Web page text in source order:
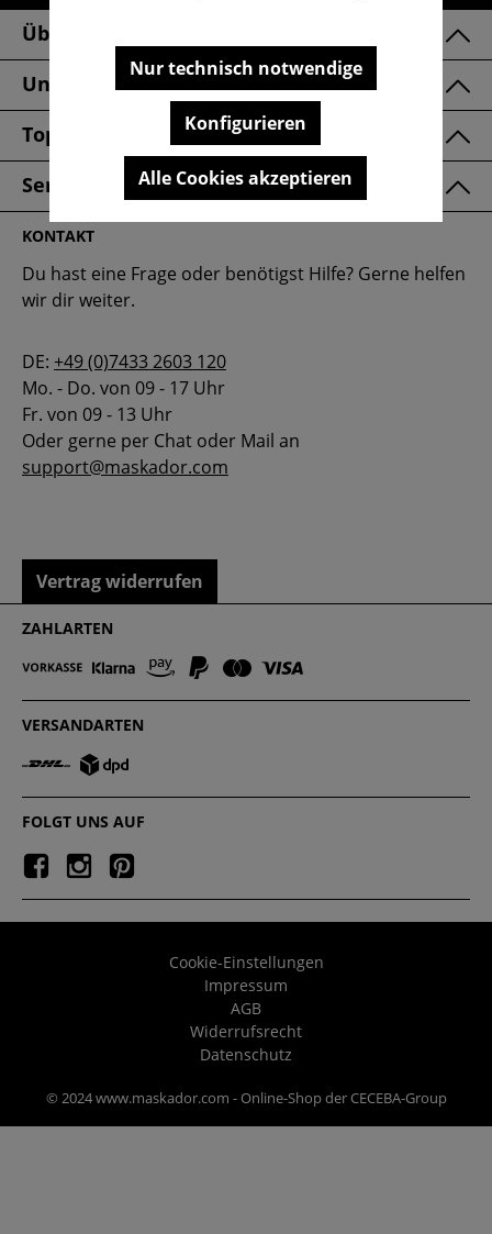
Über Uns
Unsere Marken
Top Kategorien
Service & FAQ
KONTAKT
Du hast eine Frage oder benötigst Hilfe? Gerne helfen
wir dir weiter.
DE: +49 (0)7433 2603 120
Mo. - Do. von 09 - 17 Uhr
Fr. von 09 - 13 Uhr
Oder gerne per Chat oder Mail an
support@maskador.com
Vertrag widerrufen
ZAHLARTEN
VERSANDARTEN
FOLGT UNS AUF
Cookie-Einstellungen
Impressum
AGB
Widerrufsrecht
Datenschutz
© 2024 www.maskador.com - Online-Shop der CECEBA-Group
Nur technisch notwendige
Konfigurieren
Alle Cookies akzeptieren